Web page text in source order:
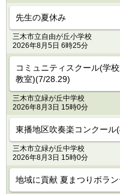
先生の夏休み
三木市立自由が丘小学校
2026年8月5日 6時25分
コミュニティスクール(学
教室)(7/28.29)
三木市立緑が丘中学校
2026年8月3日 15時0分
東播地区吹奏楽コンクール
三木市立緑が丘中学校
2026年8月3日 15時0分
地域に貢献 夏まつりボラ